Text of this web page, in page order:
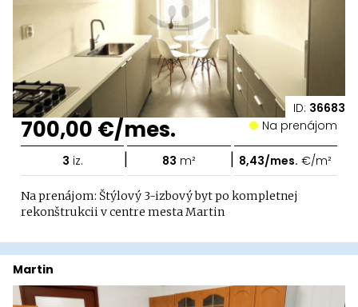
ID: 36683
700,00 €/mes. Na prenájom
3 iz. | 83 m² | 8,43/mes. €/m²
Na prenájom: Štýlový 3-izbový byt po kompletnej
rekonštrukcii v centre mesta Martin
Martin